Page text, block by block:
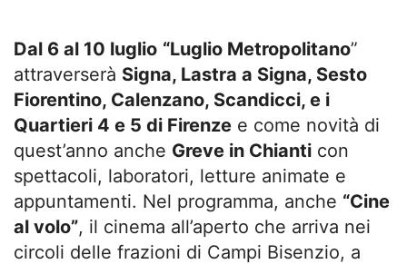
Dal 6 al 10 luglio “Luglio Metropolitano”
attraverserà Signa, Lastra a Signa, Sesto
Fiorentino, Calenzano, Scandicci, e i
Quartieri 4 e 5 di Firenze e come novità di
quest’anno anche Greve in Chianti con
spettacoli, laboratori, letture animate e
appuntamenti. Nel programma, anche “Cine
al volo”, il cinema all’aperto che arriva nei
circoli delle frazioni di Campi Bisenzio, a